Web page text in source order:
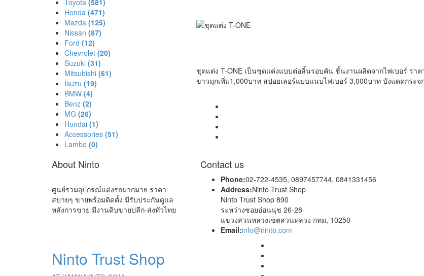
ชุดแต่ง T-ONE เป็นชุดแต่งแบบต่อลิ้นรอบคัน ชิ้นงานผลิตจากไฟเบอร์ ร
ขาวมุกเพิ่ม1,000บาท สปอยเลอร์แบบแนบไฟเบอร์ 3,000บาท บังแดดกระจ
Toyota (581)
Honda (471)
Mazda (125)
Nissan (87)
Ford (12)
Chevrolet (20)
Suzuki (31)
Mitsubishi (61)
Isuzu (19)
BMW (4)
Benz (2)
MG (26)
Hundai (1)
Accessories (51)
Lambo (0)
About Ninto
ศูนย์รวมอุปกรณ์แต่งรถมากมาย ราคา
สบายๆ ขายพร้อมติดตั้ง มีรับประกันดูแล
หลังการขาย มีงานดิบขายปลีก-ส่งทั่วไทย
Contact us
Phone:02-722-4535, 0897457744, 0841331456
Address:Ninto Trust Shop
Ninto Trust Shop 890
ระหว่างซอยอ่อนนุช 26-28
แขวงสวนหลวงเขตสวนหลวง กทม, 10250
Email:info@ninto.com
Ninto Trust Shop